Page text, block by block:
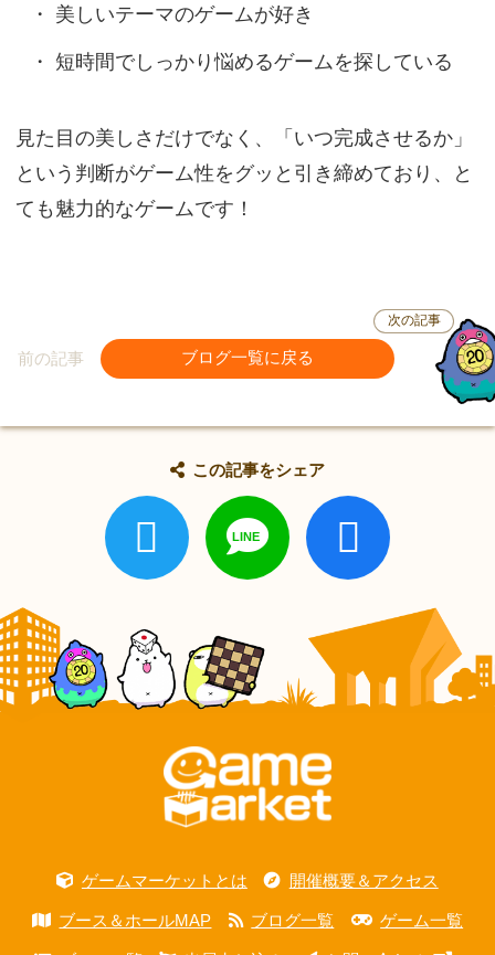
美しいテーマのゲームが好き
短時間でしっかり悩めるゲームを探している
見た目の美しさだけでなく、「いつ完成させるか」
という判断がゲーム性をグッと引き締めており、と
ても魅力的なゲームです！
前の記事 ブログ一覧に戻る
次の記事
この記事をシェア
ゲームマーケットとは 開催概要＆アクセス
ブース＆ホールMAP ブログ一覧 ゲーム一覧